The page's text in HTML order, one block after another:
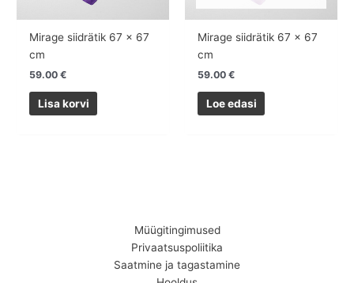
Mirage siidrätik 67 x 67
cm
59.00€
Lisa korvi
Mirage siidrätik 67 x 67
cm
59.00€
Loe edasi
Müügitingimused
Privaatsuspoliitika
Saatmine ja tagastamine